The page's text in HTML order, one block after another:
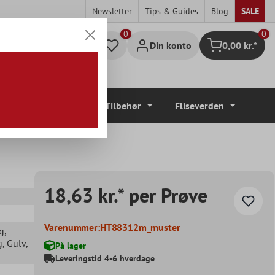
Newsletter Tips & Guides Blog SALE
Din konto Indkøbskurv
0
0,00 kr.*
Tilbehør Fliseverden
,
, Gulv,
18,63 kr.* per Prøve
Varenummer:HT88312m_muster
På lager
Leveringstid 4-6 hverdage